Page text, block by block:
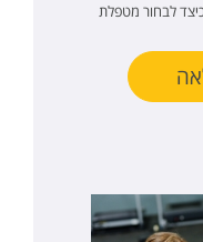
לבחור מטפלת